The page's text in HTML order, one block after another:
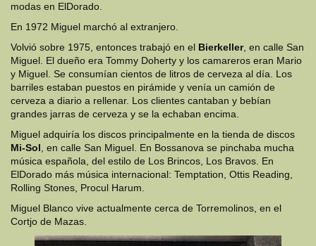
modas en ElDorado.
En 1972 Miguel marchó al extranjero.
Volvió sobre 1975, entonces trabajó en el Bierkeller, en calle San
Miguel. El dueño era Tommy Doherty y los camareros eran Mario
y Miguel. Se consumían cientos de litros de cerveza al día. Los
barriles estaban puestos en pirámide y venía un camión de
cerveza a diario a rellenar. Los clientes cantaban y bebían
grandes jarras de cerveza y se la echaban encima.
Miguel adquiría los discos principalmente en la tienda de discos
Mi-Sol , en calle San Miguel. En Bossanova se pinchaba mucha
música española, del estilo de Los Brincos, Los Bravos. En
ElDorado más música internacional: Temptation, Ottis Reading,
Rolling Stones, Procul Harum.
Miguel Blanco vive actualmente cerca de Torremolinos, en el
Cortjo de Mazas.